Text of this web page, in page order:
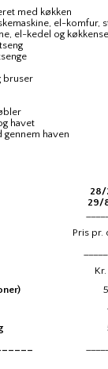
med køkken
el-komfur,
el-kedel og
bruser
havet
gennem haven
29/
Pris pr.